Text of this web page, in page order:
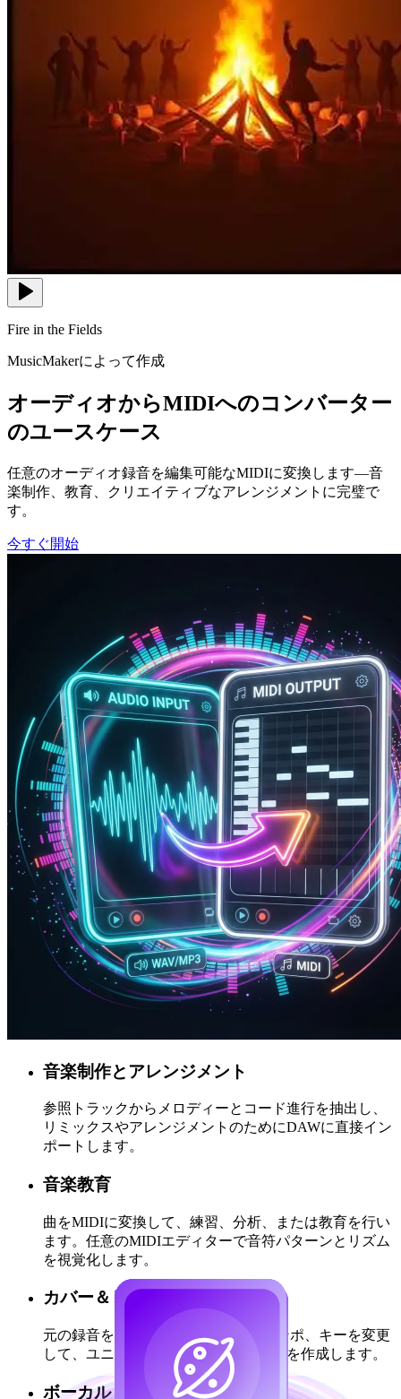
Fire in the Fields
MusicMakerによって作成
オーディオからMIDIへのコンバーター
のユースケース
任意のオーディオ録音を編集可能なMIDIに変換します—音
楽制作、教育、クリエイティブなアレンジメントに完璧で
す。
今すぐ開始
音楽制作とアレンジメント
参照トラックからメロディーとコード進行を抽出し、
リミックスやアレンジメントのためにDAWに直接イン
ポートします。
音楽教育
曲をMIDIに変換して、練習、分析、または教育を行い
ます。任意のMIDIエディターで音符パターンとリズム
を視覚化します。
カバー＆リミックス制作
元の録音をMIDIに変換し、楽器、テンポ、キーを変更
して、ユニークなカバーとリミックスを作成します。
ボーカル＆楽器の書き起こし